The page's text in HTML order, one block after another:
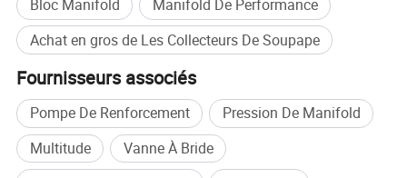
7. Mangues en acier inoxydable, manway de type
pression, manway sans pression, manway ronde, manway
rectangulaire
8. Filtres en acier inoxydable, filtre en y, filtre en ligne, filtre
en L, filtre de boîtier
ce que nous faisons pour le contrôle de qualité:
1. Analyse et inspection des matériaux
Bloc Manifold
Manifold De Performance
Achat en gros de Les Collecteurs De Soupape
Fournisseurs associés
Pompe De Renforcement
Pression De Manifold
Multitude
Vanne À Bride